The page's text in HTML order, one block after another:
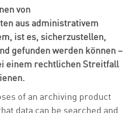
von
aus administrativem
ist es, sicherzustellen,
gefunden werden können –
einem rechtlichen Streitfall
of an archiving product
data can be searched and